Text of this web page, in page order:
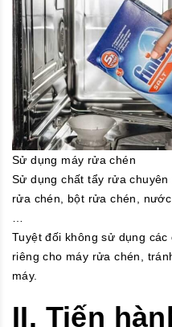
Sử dụng máy rửa chén
Sử dụng chất tẩy rửa
rửa chén, bột rửa chén,
Tuyệt đối không sử dụng
riêng cho máy rửa chén,
máy.
II. Tiến